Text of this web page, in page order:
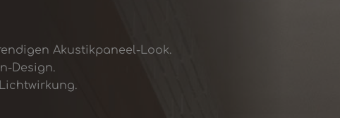
Akustikpaneel-Look.
Design.